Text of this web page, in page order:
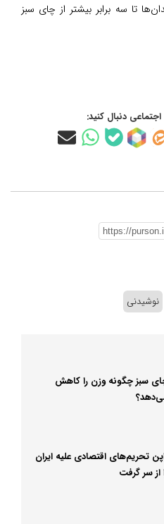
تا سه برابر بیشتر از چای سبز
دنبال کنید:
نوشیدنی
سبز چگونه وزن را کاهش
تحریم‌های اقتصادی علیه ایران
از سر گرفت